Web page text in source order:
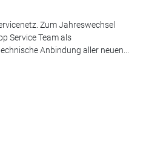
Zum Jahreswechsel
Service Team als
Anbindung aller neuen...